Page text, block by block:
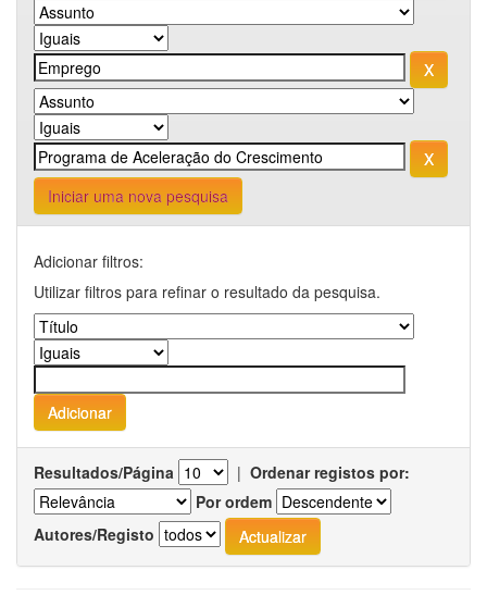
Iniciar uma nova pesquisa
Adicionar filtros:
Utilizar filtros para refinar o resultado da pesquisa.
Resultados/Página | Ordenar registos por:
Por ordem
Autores/Registo